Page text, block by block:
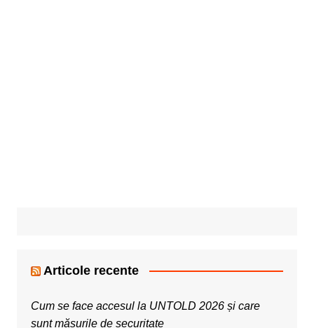
Articole recente
Cum se face accesul la UNTOLD 2026 și care
sunt măsurile de securitate